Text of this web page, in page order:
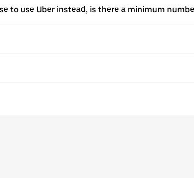
to use Uber instead, is there a minimum